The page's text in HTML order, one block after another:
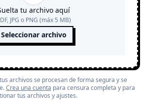
tu archivo aquí
JPG o PNG (máx 5 MB)
Seleccionar archivo
archivos se procesan de forma segura y se
Crea una cuenta para censura completa y para
tus archivos y ajustes.